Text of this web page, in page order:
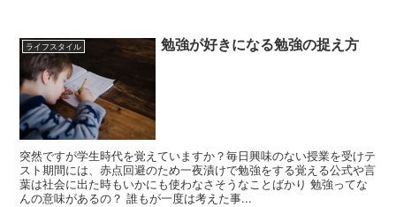
ライフスタイル 勉強が好きになる勉強の捉え方
突然ですが学生時代を覚えていますか？毎日興味のない授業を受けテ
スト期間には、赤点回避のため一夜漬けで勉強をする覚える公式や言
葉は社会に出た時もいかにも使わなさそうなことばかり 勉強ってな
んの意味があるの？ 誰もが一度は考えた事...